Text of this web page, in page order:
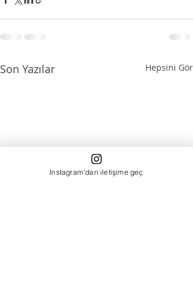
Son Yazılar Hepsini Gör
Instagram'dan iletişime geç